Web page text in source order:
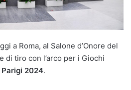
a Roma, al Salone d’Onore del
di tiro con l’arco per i Giochi
Parigi 2024.